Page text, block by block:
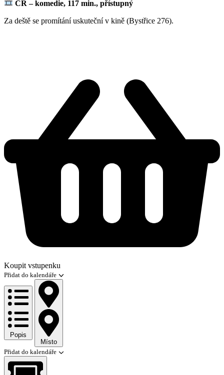
ČR – komedie, 117 min., přístupný
Za deště se promítání uskuteční v kině (Bystřice 276).
Koupit vstupenku
Přidat do kalendáře
Popis
Místo
Přidat do kalendáře